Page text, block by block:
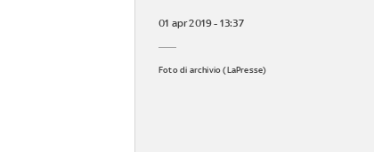
01 apr 2019 - 13:37
Foto di archivio (LaPresse)